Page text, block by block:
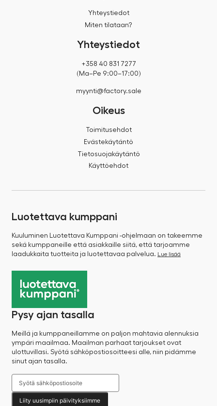
Yhteystiedot
Miten tilataan?
Yhteystiedot
+358 40 831 7277
(Ma–Pe 9:00–17:00)
myynti@factory.sale
Oikeus
Toimitusehdot
Evästekäytäntö
Tietosuojakäytäntö
Käyttöehdot
Luotettava kumppani
Kuuluminen Luotettava Kumppani -ohjelmaan on takeemme
sekä kumppaneille että asiakkaille siitä, että tarjoamme
laadukkaita tuotteita ja luotettavaa palvelua.
Lue lisää
Pysy ajan tasalla
Meillä ja kumppaneillamme on paljon mahtavia alennuksia
ympäri maailmaa. Maailman parhaat tarjoukset ovat
ulottuvillasi. Syötä sähköpostiosoitteesi alle, niin pidämme
sinut ajan tasalla.
Liity uusimpiin päivityksiimme